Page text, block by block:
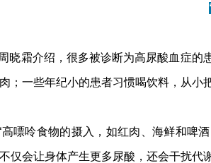
周晓霜介绍，很多被诊断为高尿酸血症的
；一些年纪小的患者习惯喝饮料，从小
高嘌呤食物的摄入，如红肉、海鲜和啤
仅会让身体产生更多尿酸，还会干扰代